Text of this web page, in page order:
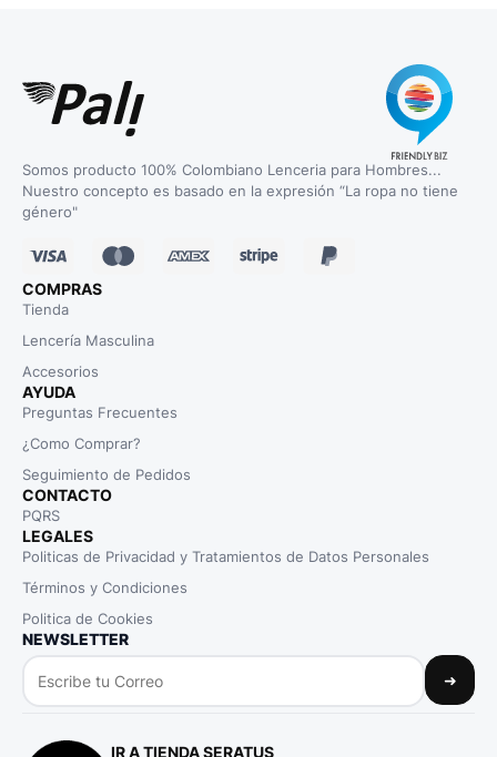
Somos producto 100% Colombiano Lenceria para Hombres...
Nuestro concepto es basado en la expresión “La ropa no tiene
género"
COMPRAS
Tienda
Lencería Masculina
Accesorios
AYUDA
Preguntas Frecuentes
¿Como Comprar?
Seguimiento de Pedidos
CONTACTO
PQRS
LEGALES
Politicas de Privacidad y Tratamientos de Datos Personales
Términos y Condiciones
Politica de Cookies
NEWSLETTER
➜
IR A TIENDA SERATUS